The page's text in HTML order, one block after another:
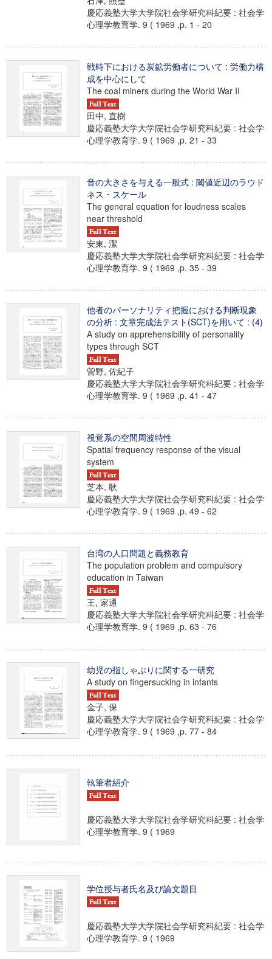
慶応義塾大学大学院社会学研究科紀要 : 社会学
心理学教育学. 9 ( 1969 ,p. 1 - 20
戦時下における炭鉱労働者について : 労働力構
成を中心にして
The coal miners during the World War II
田中, 直樹
慶応義塾大学大学院社会学研究科紀要 : 社会学
心理学教育学. 9 ( 1969 ,p. 21 - 33
音の大きさを与える一般式 : 閾値近辺のラウド
ネス・スケール
The general equation for loudness scales
near threshold
安東, 潔
慶応義塾大学大学院社会学研究科紀要 : 社会学
心理学教育学. 9 ( 1969 ,p. 35 - 39
他者のパーソナリティ把握における判断現象
の分析 : 文章完成法テスト(SCT)を用いて : (4)
A study on apprehensibility of personality
types through SCT
曽野, 佐紀子
慶応義塾大学大学院社会学研究科紀要 : 社会学
心理学教育学. 9 ( 1969 ,p. 41 - 47
視覚系の空間周波特性
Spatial frequency response of the visual
system
芝本, 耿
慶応義塾大学大学院社会学研究科紀要 : 社会学
心理学教育学. 9 ( 1969 ,p. 49 - 62
台湾の人口問題と義務教育
The population problem and compulsory
education in Taiwan
王, 家通
慶応義塾大学大学院社会学研究科紀要 : 社会学
心理学教育学. 9 ( 1969 ,p. 63 - 76
幼児の指しゃぶりに関する一研究
A study on fingersucking in infants
金子, 保
慶応義塾大学大学院社会学研究科紀要 : 社会学
心理学教育学. 9 ( 1969 ,p. 77 - 84
執筆者紹介
慶応義塾大学大学院社会学研究科紀要 : 社会学
心理学教育学. 9 ( 1969
学位授与者氏名及び論文題目
慶応義塾大学大学院社会学研究科紀要 : 社会学
心理学教育学. 9 ( 1969